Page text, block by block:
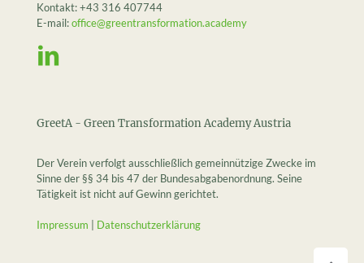
Kontakt:+43 316 407744
E-mail:office@greentransformation.academy
GreetA - Green Transformation Academy Austria
Der Verein verfolgt ausschließlich gemeinnützige Zwecke im
Sinne der §§ 34 bis 47 der Bundesabgabenordnung. Seine
Tätigkeit ist nicht auf Gewinn gerichtet.
Impressum Datenschutzerklärung